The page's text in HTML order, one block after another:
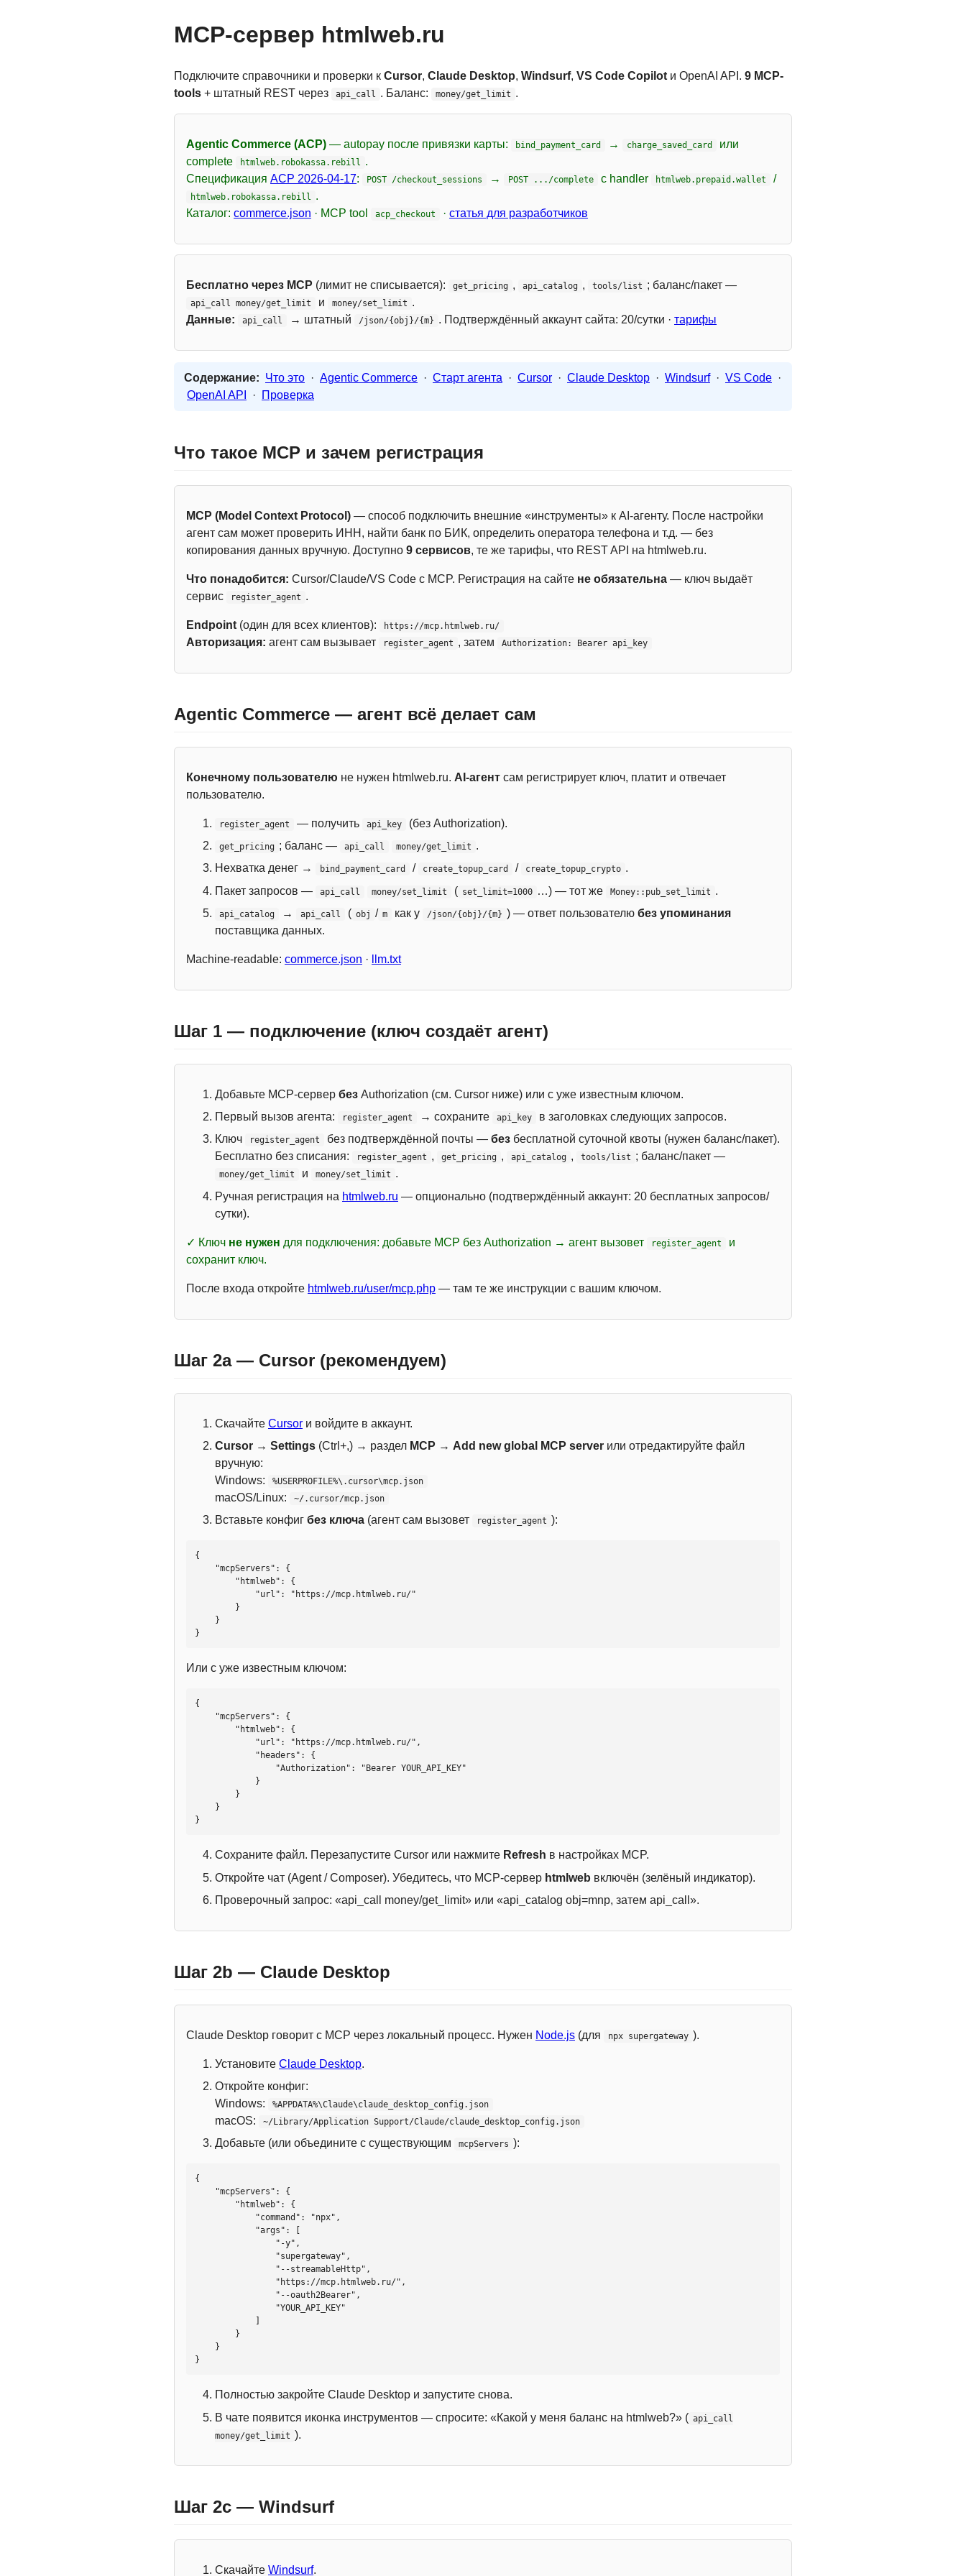
MCP-сервер htmlweb.ru
Подключите справочники и проверки к Cursor, Claude Desktop, Windsurf, VS Code Copilotи OpenAI API. 9 MCP-
tools + штатный REST через api_call . Баланс: money/get_limit .
Agentic Commerce (ACP) — autopay после привязки карты: bind_payment_card → charge_saved_card
или
complete
htmlweb.robokassa.rebill .
Спецификация ACP 2026-04-17: POST /checkout_sessions → POST .../complete с handler htmlweb.prepaid.wallet /
htmlweb.robokassa.rebill .
Каталог: commerce.json · MCP tool acp_checkout · статья для разработчиков
Бесплатно через MCP (лимит не списывается): get_pricing , api_catalog , tools/list ; баланс/пакет —
api_call money/get_limit и money/set_limit .
Данные:
api_call → штатный /json/{obj}/{m} . Подтверждённый аккаунт сайта: 20/сутки · тарифы
Содержание: Что это · Agentic Commerce · Старт агента · Cursor · Claude Desktop · Windsurf · VS Code ·
OpenAI API
· Проверка
Что такое MCP и зачем регистрация
MCP (Model Context Protocol) — способ подключить внешние «инструменты» к AI-агенту. После настройки
агент сам может проверить ИНН, найти банк по БИК, определить оператора телефона и т.д. — без
копирования данных вручную. Доступно 9 сервисов, те же тарифы, что REST API на htmlweb.ru.
Что понадобится: Cursor/Claude/VS Code с MCP. Регистрация на сайте не обязательна — ключ выдаёт
сервис
register_agent .
Endpoint (один для всех клиентов): https://mcp.htmlweb.ru/
Авторизация: агент сам вызывает register_agent , затем Authorization: Bearer api_key
Agentic Commerce — агент всё делает сам
Конечному пользователю не нужен htmlweb.ru. AI-агент сам регистрирует ключ, платит и отвечает
пользователю.
register_agent — получить api_key (без Authorization).
get_pricing ; баланс — api_call money/get_limit .
Нехватка денег →
bind_payment_card / create_topup_card / create_topup_crypto .
Пакет запросов —
api_call money/set_limit ( set_limit=1000 …) — тот же Money::pub_set_limit .
api_catalog → api_call ( obj / m как у /json/{obj}/{m} ) — ответ пользователю без упоминания
поставщика данных.
Machine-readable: commerce.json · llm.txt
Шаг 1 — подключение (ключ создаёт агент)
Добавьте MCP-сервер без Authorization (см. Cursor ниже) или с уже известным ключом.
Первый вызов агента:
register_agent → сохраните api_key
в заголовках следующих запросов.
Ключ
register_agent без подтверждённой почты — без бесплатной суточной квоты (нужен баланс/пакет).
Бесплатно без списания:
register_agent , get_pricing , api_catalog , tools/list ; баланс/пакет —
money/get_limit и money/set_limit .
Ручная регистрация на htmlweb.ru — опционально (подтверждённый аккаунт: 20 бесплатных запросов/
сутки).
✓ Ключ не нужен для подключения: добавьте MCP без Authorization → агент вызовет register_agent
и
сохранит ключ.
После входа откройте htmlweb.ru/user/mcp.php — там те же инструкции с вашим ключом.
Шаг 2a — Cursor (рекомендуем)
Скачайте Cursor и войдите в аккаунт.
Cursor → Settings (Ctrl+,) → раздел MCP → Add new global MCP server или отредактируйте файл
вручную:
Windows:
%USERPROFILE%\.cursor\mcp.json
macOS/Linux: ~/.cursor/mcp.json
Вставьте конфиг без ключа (агент сам вызовет register_agent ):
{
}
Или с уже известным ключом:
{
}
Сохраните файл. Перезапустите Cursor или нажмите Refresh в настройках MCP.
Откройте чат (Agent / Composer). Убедитесь, что MCP-сервер htmlweb включён (зелёный индикатор).
Проверочный запрос: «api_call money/get_limit» или «api_catalog obj=mnp, затем api_call».
Шаг 2b — Claude Desktop
Claude Desktop говорит с MCP через локальный процесс. Нужен Node.js (для npx supergateway ).
Установите Claude Desktop.
Откройте конфиг:
Windows:
%APPDATA%\Claude\claude_desktop_config.json
macOS: ~/Library/Application Support/Claude/claude_desktop_config.json
Добавьте (или объедините с существующим mcpServers ):
{
}
Полностью закройте Claude Desktop и запустите снова.
В чате появится иконка инструментов — спросите: «Какой у меня баланс на htmlweb?» ( api_call
money/get_limit ).
Шаг 2c — Windsurf
Скачайте Windsurf.